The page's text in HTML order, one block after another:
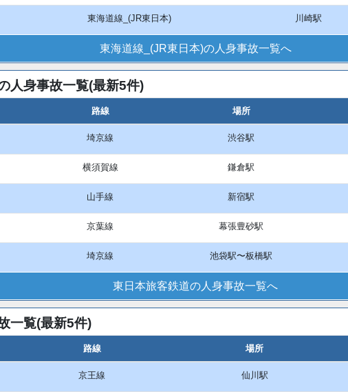
東海道線_(JR東日本) 川崎駅
東海道線_(JR東日本)の人身事故一覧へ
人身事故一覧(最新5件)
路線 場所
埼京線 渋谷駅
横須賀線 鎌倉駅
山手線 新宿駅
京葉線 幕張豊砂駅
埼京線 池袋駅〜板橋駅
東日本旅客鉄道の人身事故一覧へ
一覧(最新5件)
路線 場所
京王線 仙川駅